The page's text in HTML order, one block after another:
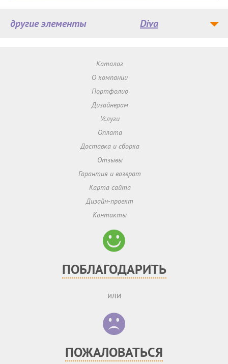
другие элементы Diva
Каталог
О компании
Портфолио
Дизайнерам
Услуги
Оплата
Доставка и сборка
Отзывы
Гарантия и возврат
Карта сайта
Дизайн-проект
Контакты
ПОБЛАГОДАРИТЬ
или
ПОЖАЛОВАТЬСЯ